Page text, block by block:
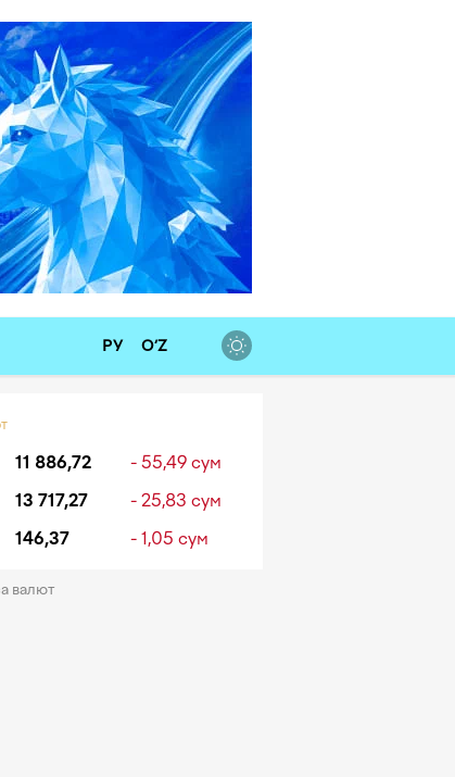
РУ O‘Z
11 886,72
- 55,49 сум
13 717,27
- 25,83 сум
146,37 - 1,05 сум
валют